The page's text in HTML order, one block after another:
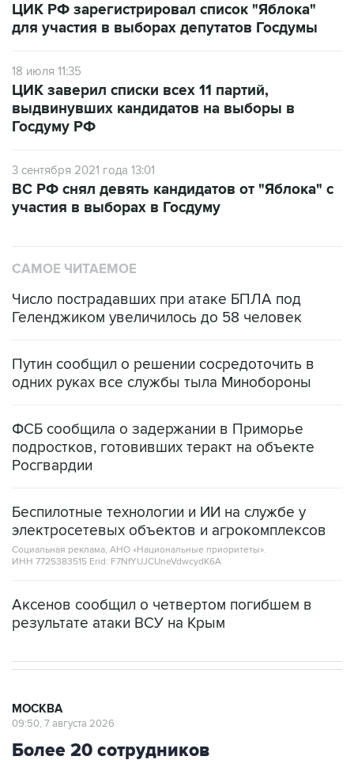
ЦИК РФ зарегистрировал список "Яблока"
для участия в выборах депутатов Госдумы
18 июля 11:35
ЦИК заверил списки всех 11 партий,
выдвинувших кандидатов на выборы в
Госдуму РФ
3 сентября 2021 года 13:01
ВС РФ снял девять кандидатов от "Яблока" с
участия в выборах в Госдуму
САМОЕ ЧИТАЕМОЕ
Число пострадавших при атаке БПЛА под
Геленджиком увеличилось до 58 человек
Путин сообщил о решении сосредоточить в
одних руках все службы тыла Минобороны
ФСБ сообщила о задержании в Приморье
подростков, готовивших теракт на объекте
Росгвардии
Беспилотные технологии и ИИ на службе у
электросетевых объектов и агрокомплексов
Социальная реклама, АНО «Национальные приоритеты».
ИНН 7725383515 Erid: F7NfYUJCUneVdwcydK6A
Аксенов сообщил о четвертом погибшем в
результате атаки ВСУ на Крым
МОСКВА
09:50, 7 августа 2026
Более 20 сотрудников